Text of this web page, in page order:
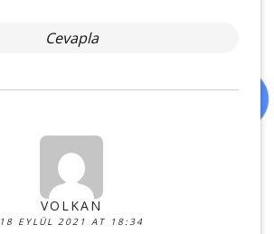
Cevapla
VOLKAN
18 EYLÜL 2021 AT 18:34